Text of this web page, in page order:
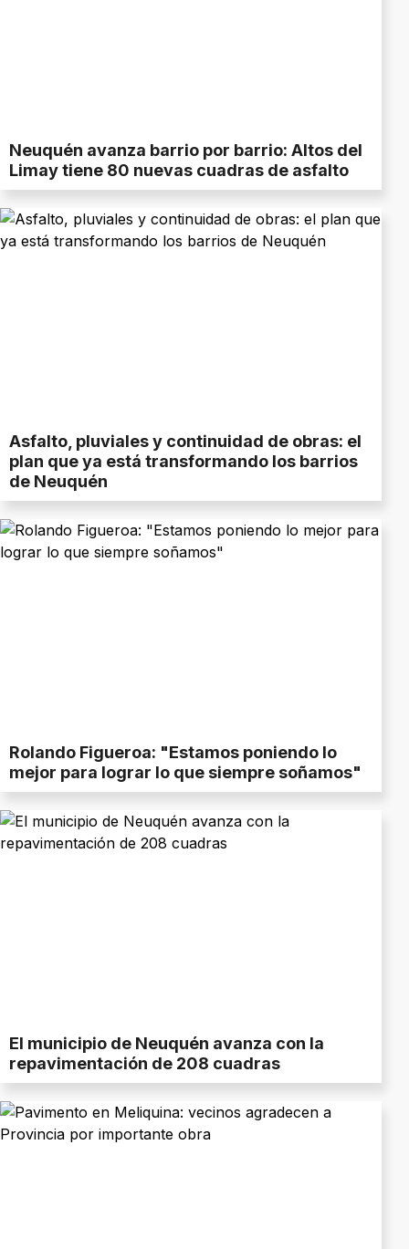
Neuquén avanza barrio por barrio: Altos del
Limay tiene 80 nuevas cuadras de asfalto
Asfalto, pluviales y continuidad de obras: el
plan que ya está transformando los barrios
de Neuquén
Rolando Figueroa: "Estamos poniendo lo
mejor para lograr lo que siempre soñamos"
El municipio de Neuquén avanza con la
repavimentación de 208 cuadras